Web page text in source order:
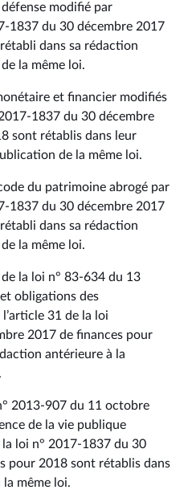
défense modifié par
du 30 décembre 2017
dans sa rédaction
la même loi.
et financier modifiés
du 30 décembre
sont rétablis dans leur
de la même loi.
du patrimoine abrogé par
du 30 décembre 2017
dans sa rédaction
la même loi.
la loi n° 83‑634 du 13
obligations des
31 de la loi
2017 de finances pour
antérieure à la
2013‑907 du 11 octobre
de la vie publique
loi n° 2017‑1837 du 30
pour 2018 sont rétablis dans
même loi.